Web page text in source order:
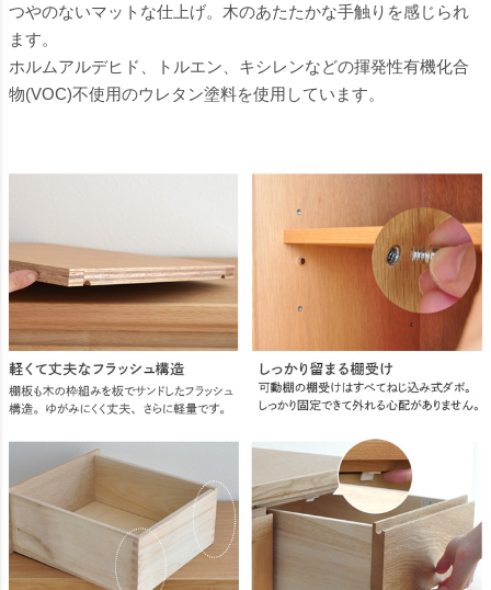
つやのないマットな仕上げ。木のあたたかな手触りを感じられ
ます。
ホルムアルデヒド、トルエン、キシレンなどの揮発性有機化合
物(VOC)不使用のウレタン塗料を使用しています。